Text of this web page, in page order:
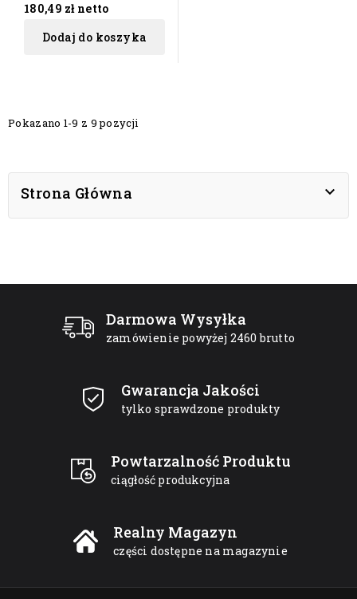
180,49 zł netto
Dodaj do koszyka
Pokazano 1-9 z 9 pozycji
Strona Główna 
Darmowa Wysyłka
zamówienie powyżej 2460 brutto
Gwarancja Jakości
tylko sprawdzone produkty
Powtarzalność Produktu
ciągłość produkcyjna
Realny Magazyn
części dostępne na magazynie